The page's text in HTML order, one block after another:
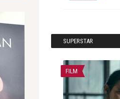
SUPERSTAR
FILM